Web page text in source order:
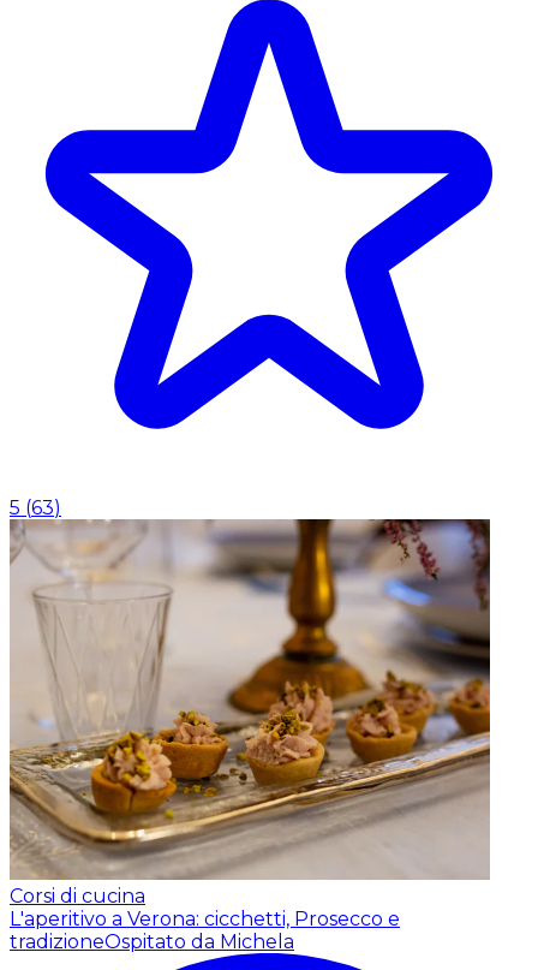
5 (63)
Corsi di cucina
L'aperitivo a Verona: cicchetti, Prosecco e
tradizioneOspitato da Michela